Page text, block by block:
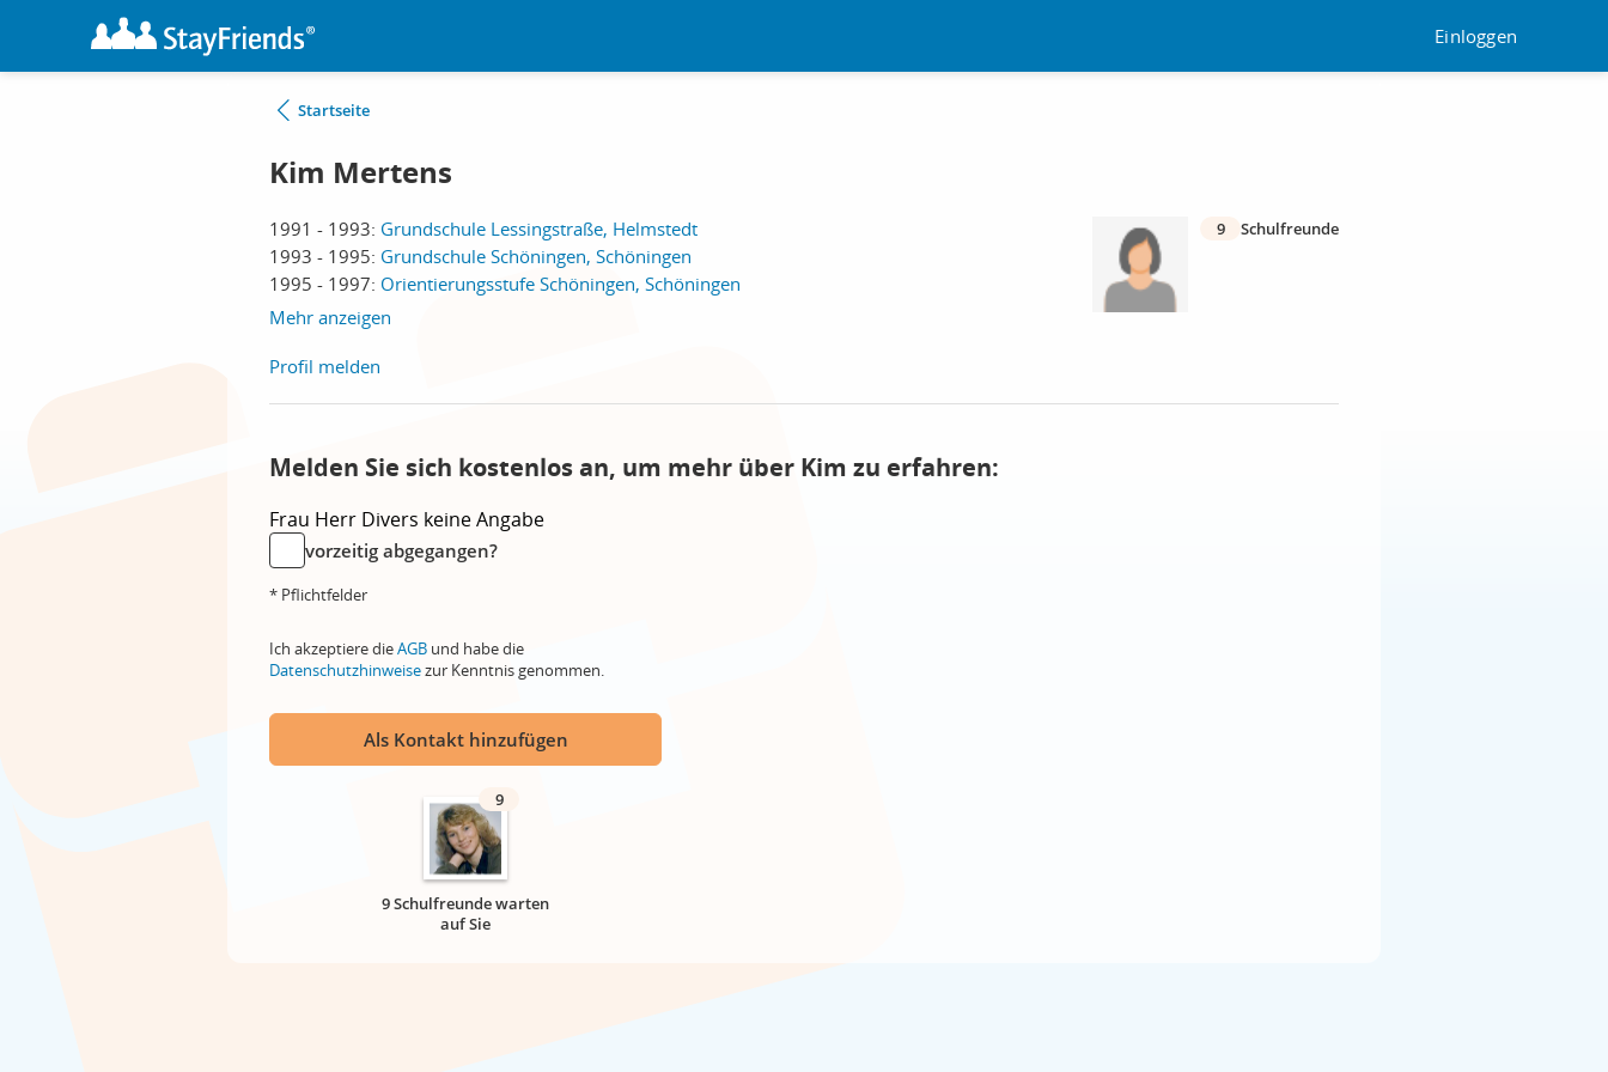
Einloggen
Startseite
Kim Mertens
1991 - 1993: Grundschule Lessingstraße, Helmstedt
1993 - 1995: Grundschule Schöningen, Schöningen
1995 - 1997: Orientierungsstufe Schöningen, Schöningen
Mehr anzeigen
9 Schulfreunde
Profil melden
Melden Sie sich kostenlos an, um mehr über Kim zu erfahren:
Frau Herr Divers keine Angabe
vorzeitig abgegangen?
* Pflichtfelder
Ich akzeptiere dieAGB und habe die
Datenschutzhinweisezur Kenntnis genommen.
Als Kontakt hinzufügen
9
9 Schulfreunde warten
auf Sie